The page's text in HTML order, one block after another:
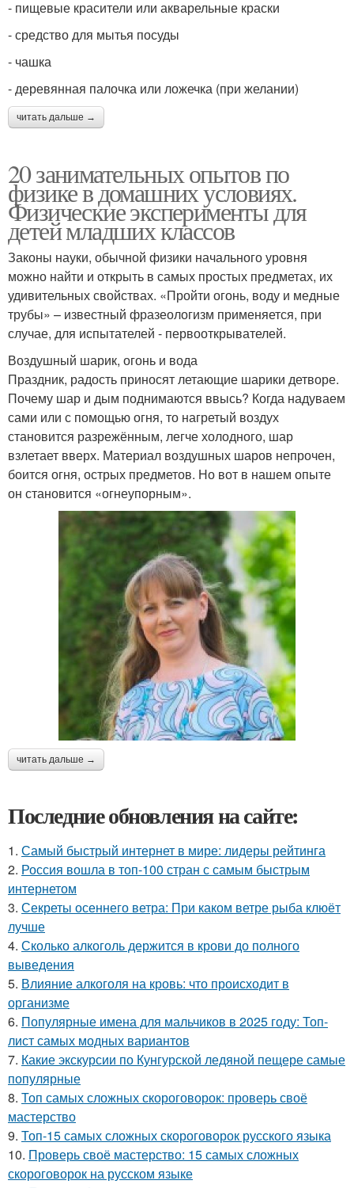
- пищевые красители или акварельные краски
- средство для мытья посуды
- чашка
- деревянная палочка или ложечка (при желании)
читать дальше →
20 занимательных опытов по
физике в домашних условиях.
Физические эксперименты для
детей младших классов
Законы науки, обычной физики начального уровня
можно найти и открыть в самых простых предметах, их
удивительных свойствах. «Пройти огонь, воду и медные
трубы» – известный фразеологизм применяется, при
случае, для испытателей - первооткрывателей.
Воздушный шарик, огонь и вода
Праздник, радость приносят летающие шарики детворе.
Почему шар и дым поднимаются ввысь? Когда надуваем
сами или с помощью огня, то нагретый воздух
становится разрежённым, легче холодного, шар
взлетает вверх. Материал воздушных шаров непрочен,
боится огня, острых предметов. Но вот в нашем опыте
он становится «огнеупорным».
читать дальше →
Последние обновления на сайте:
1. Самый быстрый интернет в мире: лидеры рейтинга
2. Россия вошла в топ-100 стран с самым быстрым
интернетом
3. Секреты осеннего ветра: При каком ветре рыба клюёт
лучше
4. Сколько алкоголь держится в крови до полного
выведения
5. Влияние алкоголя на кровь: что происходит в
организме
6. Популярные имена для мальчиков в 2025 году: Топ-
лист самых модных вариантов
7. Какие экскурсии по Кунгурской ледяной пещере самые
популярные
8. Топ самых сложных скороговорок: проверь своё
мастерство
9. Топ-15 самых сложных скороговорок русского языка
10. Проверь своё мастерство: 15 самых сложных
скороговорок на русском языке